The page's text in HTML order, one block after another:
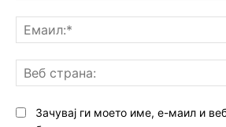
Зачувај ги моето име, е-маил и